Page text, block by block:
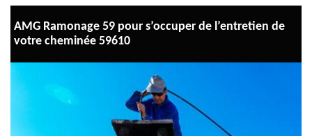
AMG Ramonage 59 pour s’occuper de l’entretien de
votre cheminée 59610